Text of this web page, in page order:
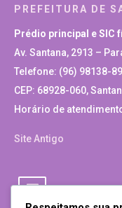
PREFEITURA DE
Prédio principal e SIC
Av. Santana, 2913 –
Telefone: (96) 98138-
CEP: 68928-060,
Horário de
Site Antigo